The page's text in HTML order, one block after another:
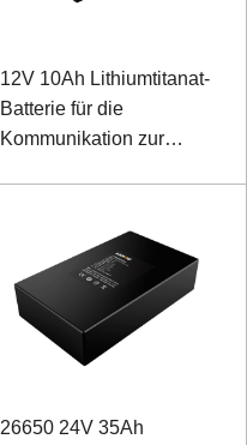
12V 10Ah Lithiumtitanat-
Batterie für die
Kommunikation zur
26650 24V 35Ah